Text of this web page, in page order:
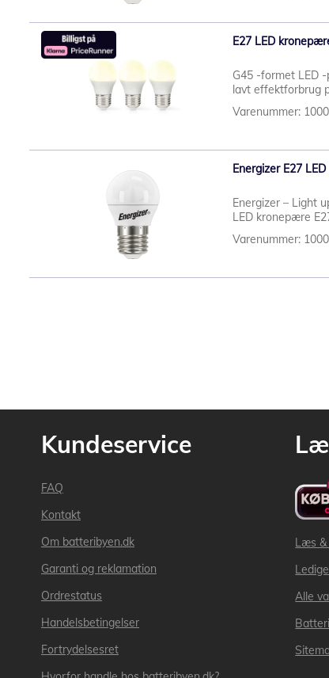
E27 LED
G45 -formet LED
lavt effektforbrug
Varenummer:
Energizer E27
Energizer – Light
LED kronepære
Varenummer:
Kundeservice
FAQ
Kontakt
Om batteribyen.dk
Garanti og reklamation
Ordrestatus
Handelsbetingelser
Fortrydelsesret
Læs
Alle